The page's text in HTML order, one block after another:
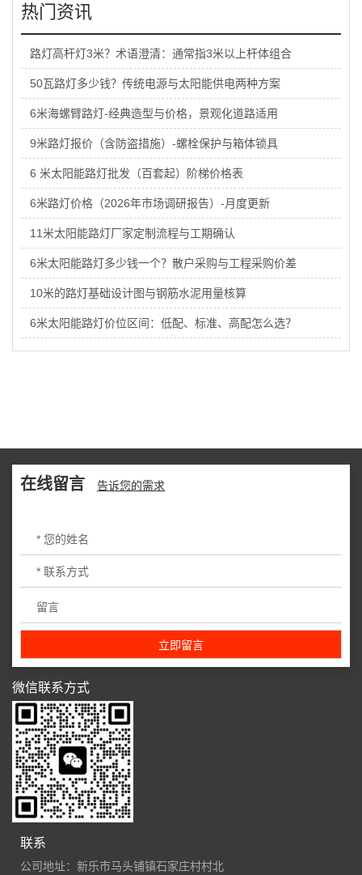
热门资讯
路灯高杆灯3米？术语澄清：通常指3米以上杆体组合
50瓦路灯多少钱？传统电源与太阳能供电两种方案
6米海螺臂路灯-经典造型与价格，景观化道路适用
9米路灯报价（含防盗措施）-螺栓保护与箱体锁具
6 米太阳能路灯批发（百套起）阶梯价格表
6米路灯价格（2026年市场调研报告）-月度更新
11米太阳能路灯厂家定制流程与工期确认
6米太阳能路灯多少钱一个？散户采购与工程采购价差
10米的路灯基础设计图与钢筋水泥用量核算
6米太阳能路灯价位区间：低配、标准、高配怎么选？
在线留言 告诉您的需求
微信联系方式
联系
公司地址：新乐市马头铺镇石家庄村村北